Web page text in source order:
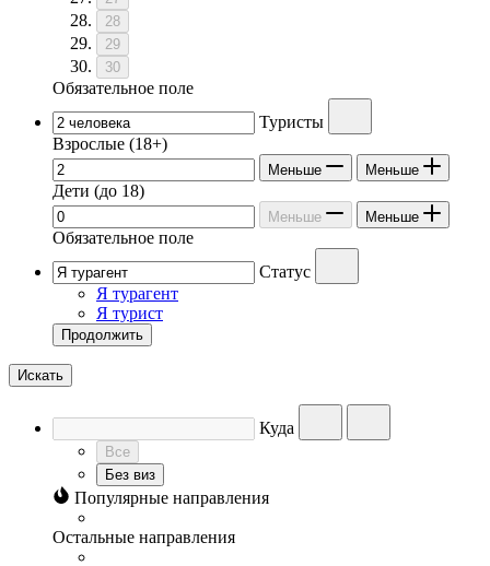
28
29
30
Обязательное поле
Туристы
Взрослые (18+)
Меньше Меньше
Дети (до 18)
Меньше Меньше
Обязательное поле
Статус
Я турагент
Я турист
Продолжить
Искать
Куда
Все
Без виз
Популярные направления
Остальные направления